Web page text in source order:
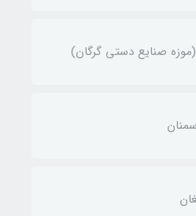
صنایع دستی گرگان)